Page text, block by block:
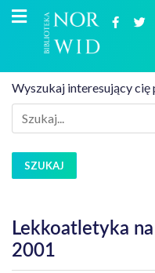
Wyszukaj interesujący
SZUKAJ
Lekkoatletyka
2001